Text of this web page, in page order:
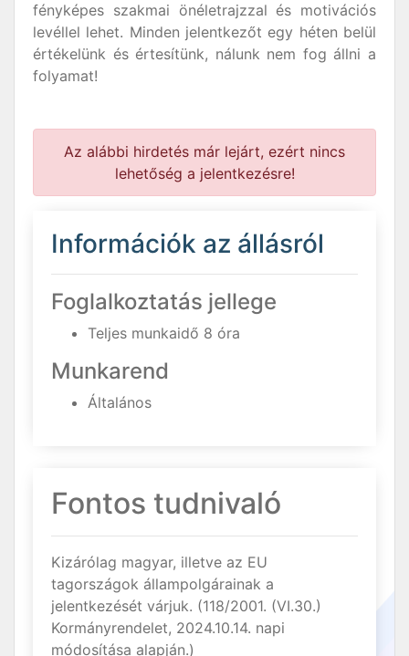
fényképes szakmai önéletrajzzal és motivációs
levéllel lehet. Minden jelentkezőt egy héten belül
értékelünk és értesítünk, nálunk nem fog állni a
folyamat!
Az alábbi hirdetés már lejárt, ezért nincs
lehetőség a jelentkezésre!
Információk az állásról
Foglalkoztatás jellege
Teljes munkaidő 8 óra
Munkarend
Általános
Fontos tudnivaló
Kizárólag magyar, illetve az EU
tagországok állampolgárainak a
jelentkezését várjuk. (118/2001. (VI.30.)
Kormányrendelet, 2024.10.14. napi
módosítása alapján.)